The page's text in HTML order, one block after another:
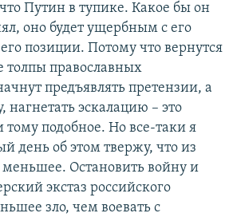
Путин в тупике. Какое бы он
оно будет ущербным с его
позиции. Потому что вернутся
толпы православных
предъявлять претензии, а
нагнетать эскалацию – это
тому подобное. Но все-таки я
день об этом твержу, что из
Остановить войну и
экстаз российского
зло, чем воевать с